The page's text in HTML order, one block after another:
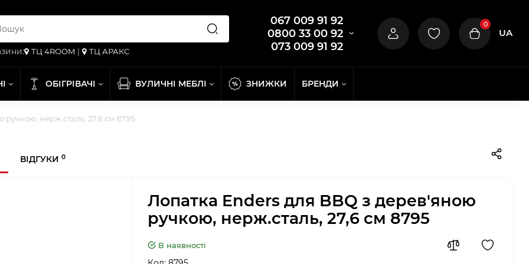
067 009 91 92
0800 33 00 92
073 009 91 92
ТЦ 4ROOM | ТЦ АРАКС
0
UA
ОБІГРІВАЧІ ВУЛИЧНІ МЕБЛІ ЗНИЖКИ БРЕНДИ
нерж.сталь, 27,6 см 8795
ВІДГУКИ 0
Лопатка Enders для BBQ з дерев'яною
ручкою, нерж.сталь, 27,6 см 8795
В наявності